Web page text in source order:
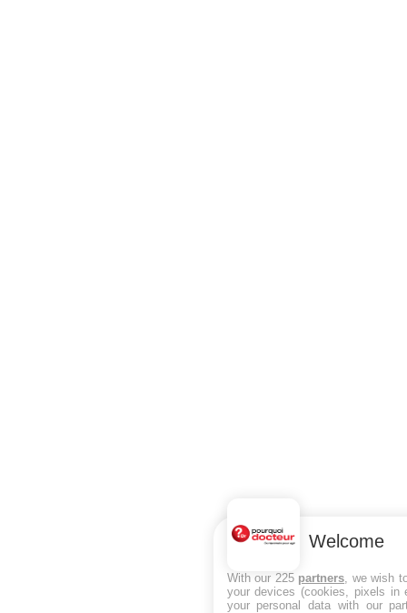
Welcome
With our 225 partners , we wish
your devices (cookies, pixels in
your personal data with our